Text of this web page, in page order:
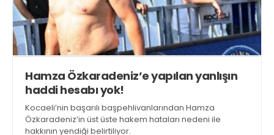
Hamza Özkaradeniz’e yapılan yanlışın
haddi hesabı yok!
Kocaeli’nin başarılı başpehlivanlarından Hamza
Özkaradeniz’in üst üste hakem hataları nedeni ile
hakkının yendiği belirtiliyor.